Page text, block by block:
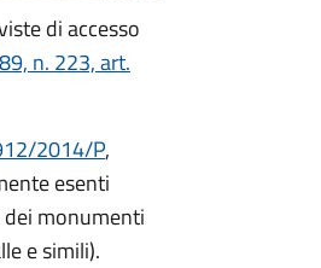
di accesso
n. 223, art.
2014/P,
esenti
dei monumenti
e simili).